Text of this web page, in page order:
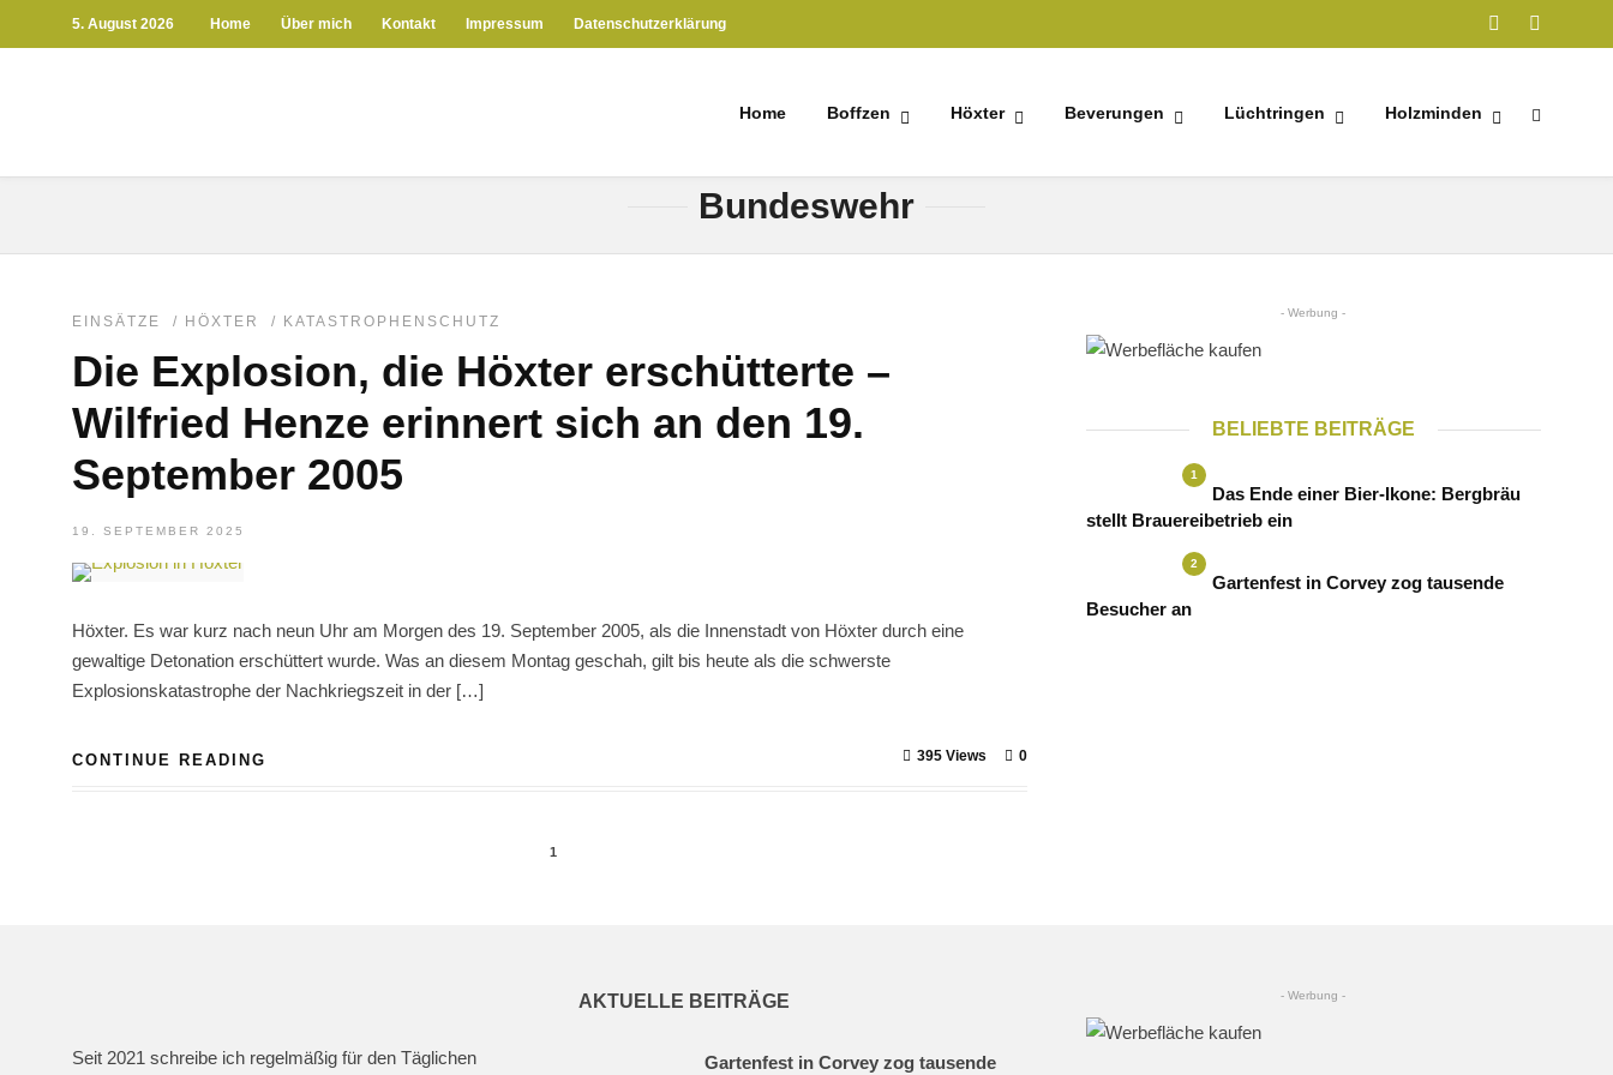
5. August 2026 Home Über mich Kontakt Impressum Datenschutzerklärung
Home Boffzen Höxter Beverungen Lüchtringen Holzminden
Bundeswehr
EINSÄTZE / HÖXTER / KATASTROPHENSCHUTZ
Die Explosion, die Höxter erschütterte –
Wilfried Henze erinnert sich an den 19.
September 2005
19. SEPTEMBER 2025
Höxter. Es war kurz nach neun Uhr am Morgen des 19. September 2005, als die Innenstadt von Höxter durch eine
gewaltige Detonation erschüttert wurde. Was an diesem Montag geschah, gilt bis heute als die schwerste
Explosionskatastrophe der Nachkriegszeit in der […]
CONTINUE READING 0
395 Views
1
- Werbung -
BELIEBTE BEITRÄGE
1
Das Ende einer Bier-Ikone: Bergbräu
stellt Brauereibetrieb ein
2
Gartenfest in Corvey zog tausende
Besucher an
Seit 2021 schreibe ich regelmäßig für den Täglichen
AKTUELLE BEITRÄGE
Gartenfest in Corvey zog tausende
- Werbung -